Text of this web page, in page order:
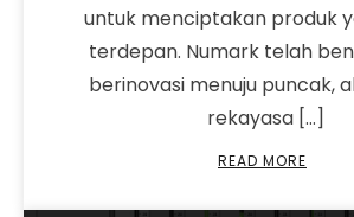
untuk menciptakan produk
terdepan. Numark telah
berinovasi menuju puncak,
rekayasa […]
READ MORE